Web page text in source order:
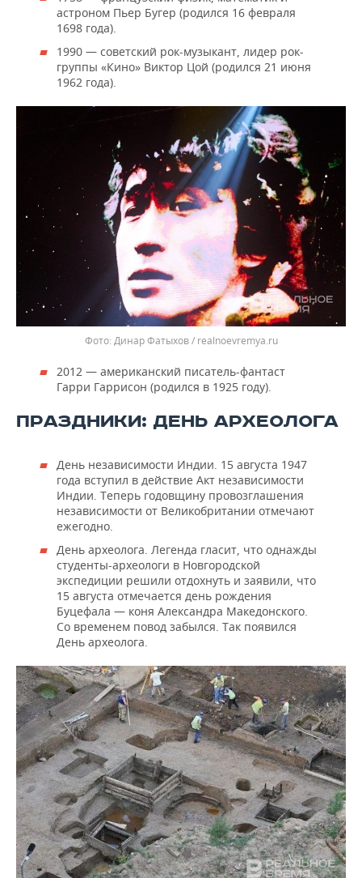
астроном Пьер Бугер (родился 16 февраля
1698 года).
1990 — советский рок-музыкант, лидер рок-
группы «Кино» Виктор Цой (родился 21 июня
1962 года).
Динар Фатыхов / realnoevremya.ru
2012 — американский писатель-фантаст
Гарри Гаррисон (родился в 1925 году).
ПРАЗДНИКИ: ДЕНЬ АРХЕОЛОГА
День независимости Индии. 15 августа 1947
года вступил в действие Акт независимости
Индии. Теперь годовщину провозглашения
независимости от Великобритании отмечают
ежегодно.
День археолога. Легенда гласит, что однажды
студенты-археологи в Новгородской
экспедиции решили отдохнуть и заявили, что
15 августа отмечается день рождения
Буцефала — коня Александра Македонского.
Со временем повод забылся. Так появился
День археолога.